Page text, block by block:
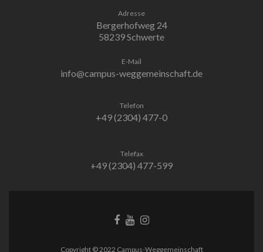
Adresse
Bergerhofweg 24
58239 Schwerte
E-Mail
info@campus-weggemeinschaft.de
Telefon
+49 (2304) 477-0
Telefax
+49 (2304) 477-599
Facebook-
Behance-
Instagram
Copyright © 2022 Campus-Weggemeinschaft